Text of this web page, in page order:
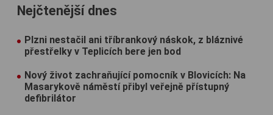
Nejčtenější dnes
Plzni nestačil ani tříbrankový náskok, z bláznivé
přestřelky v Teplicích bere jen bod
Nový život zachraňující pomocník v Blovicích: Na
Masarykově náměstí přibyl veřejně přístupný
defibrilátor